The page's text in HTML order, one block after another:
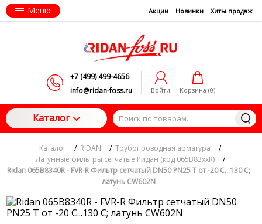
Меню Акции Новинки Хиты продаж
+7 (499) 499-4656
info@ridan-foss.ru
Войти Корзина (0)
Каталог
Каталог / RIDAN / Трубопроводная арматура
/
Латунные фильтры сетчатые Ридан (код 065B83xxR)
/
Ridan 065B8340R - FVR-R Фильтр сетчатый DN50 PN25 Т от -20 С...130 С;
латунь CW602N